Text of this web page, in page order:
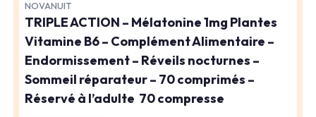
NOVANUIT
TRIPLE ACTION – Mélatonine 1mg Plantes
Vitamine B6 – Complément Alimentaire –
Endormissement – Réveils nocturnes –
Sommeil réparateur – 70 comprimés –
Réservé à l’adulte ​ 70 compresse